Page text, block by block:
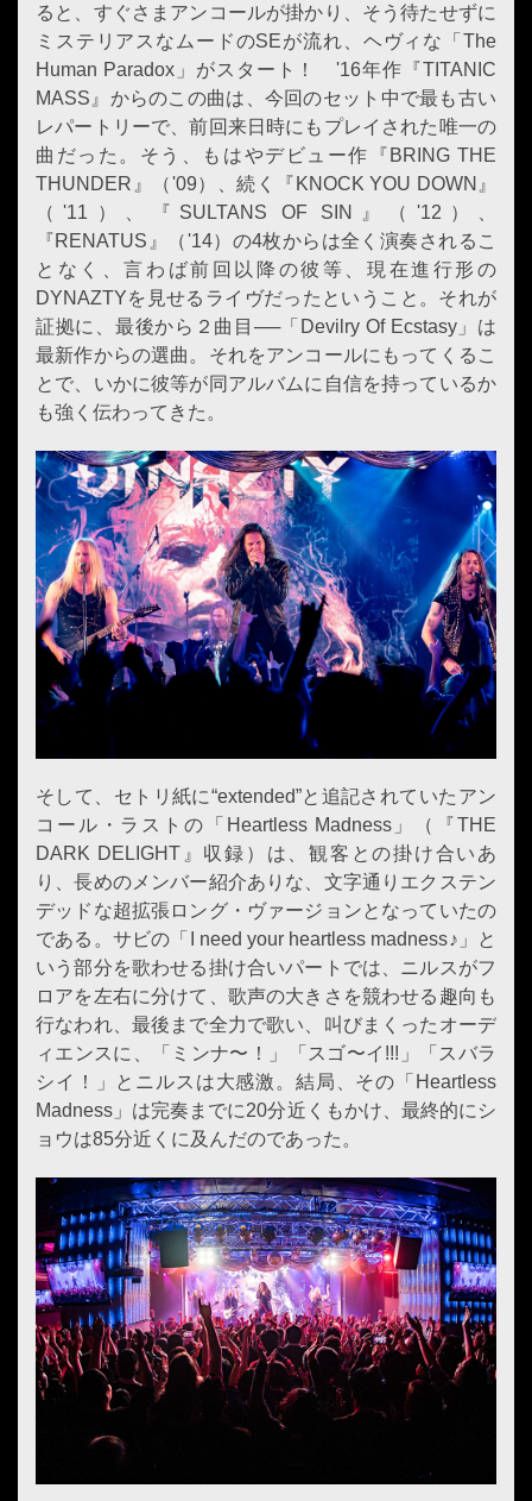
ると、すぐさまアンコールが掛かり、そう待たせずに
ミステリアスなムードのSEが流れ、ヘヴィな「The
Human Paradox」がスタート！ '16年作『TITANIC
MASS』からのこの曲は、今回のセット中で最も古い
レパートリーで、前回来日時にもプレイされた唯一の
曲だった。そう、もはやデビュー作『BRING THE
THUNDER』（'09）、続く『KNOCK YOU DOWN』
（'11）、『SULTANS OF SIN』（'12）、
『RENATUS』（'14）の4枚からは全く演奏されるこ
となく、言わば前回以降の彼等、現在進行形の
DYNAZTYを見せるライヴだったということ。それが
証拠に、最後から２曲目──「Devilry Of Ecstasy」は
最新作からの選曲。それをアンコールにもってくるこ
とで、いかに彼等が同アルバムに自信を持っているか
も強く伝わってきた。
そして、セトリ紙に“extended”と追記されていたアン
コール・ラストの「Heartless Madness」（『THE
DARK DELIGHT』収録）は、観客との掛け合いあ
り、長めのメンバー紹介ありな、文字通りエクステン
デッドな超拡張ロング・ヴァージョンとなっていたの
である。サビの「I need your heartless madness♪」と
いう部分を歌わせる掛け合いパートでは、ニルスがフ
ロアを左右に分けて、歌声の大きさを競わせる趣向も
行なわれ、最後まで全力で歌い、叫びまくったオーデ
ィエンスに、「ミンナ〜！」「スゴ〜イ!!!」「スバラ
シイ！」とニルスは大感激。結局、その「Heartless
Madness」は完奏までに20分近くもかけ、最終的にシ
ョウは85分近くに及んだのであった。